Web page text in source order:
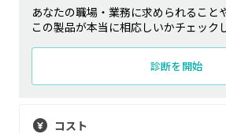
あなたの職場・業務に求められること
この製品が本当に相応しいかチェック
診断を開始
コスト